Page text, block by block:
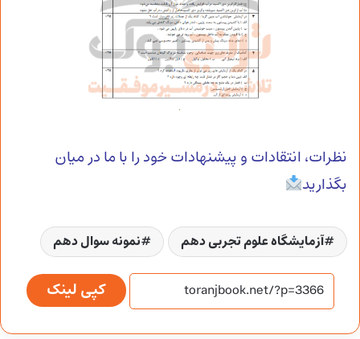
نظرات، انتقادات و پیشنهادات خود را با ما در میان
بگذارید
آزمایشگاه علوم تجربی دهم نمونه سوال دهم
کپی لینک